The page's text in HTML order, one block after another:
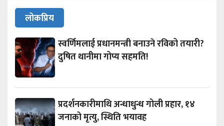
लोकप्रिय
स्वर्णिमलाई प्रधानमन्त्री बनाउने रविको तयारी?
दुषित थानीमा गोप्य सहमति!
प्रदर्शनकारीमाथि अन्धाधुन्ध गोली प्रहार, १४
जनाको मृत्यु, स्थिति भयावह